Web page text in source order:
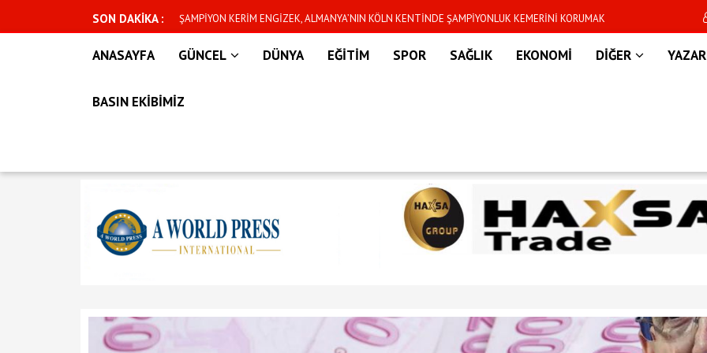
SON DAKİKA :
KEMERİNİ KORUMAK Dünya Kupası sonrası bomba iddia! Milli Takım'da Hakan-Orkun krizi ABD: İran, nükleer
ANASAYFA GÜNCEL DÜNYA EĞİTİM SPOR SAĞLIK EKONOMİ DİĞER
BASIN EKİBİMİZ